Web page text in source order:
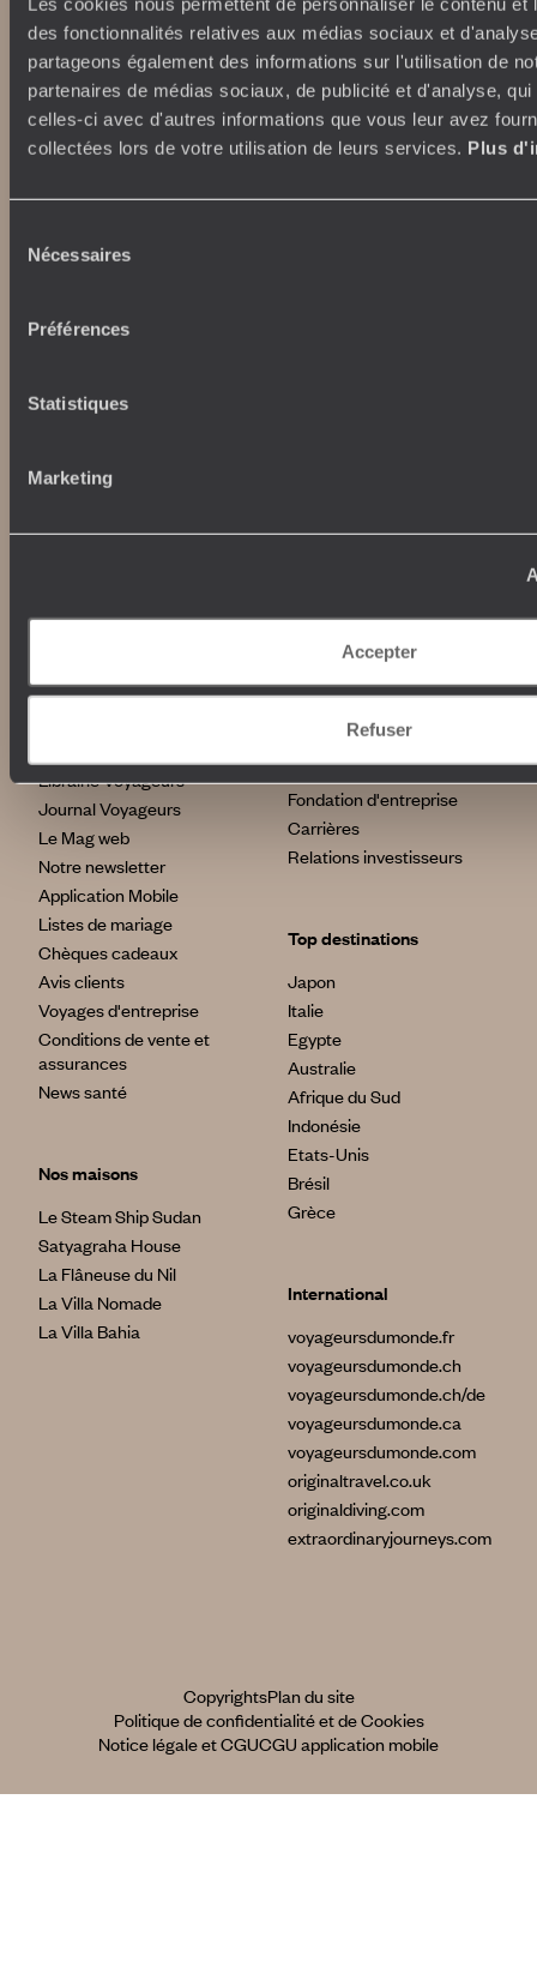
des fonctionnalités relatives aux médias sociaux et
partageons également des informations sur l'utilisation de
partenaires de médias sociaux, de publicité et d'analyse,
celles-ci avec d'autres informations que vous leur avez
collectées lors de votre utilisation de leurs services. Plus
Nécessaires
Préférences
Statistiques
Marketing
Accepter
Refuser
100% carbone absorbé
Le voyage sur mesure
Librairie Voyageurs
Journal Voyageurs
Le Mag web
Notre newsletter
Application Mobile
Listes de mariage
Chèques cadeaux
Avis clients
Voyages d'entreprise
Conditions de vente et
assurances
News santé
Nos maisons
Le Steam Ship Sudan
Satyagraha House
La Flâneuse du Nil
La Villa Nomade
La Villa Bahia
Vacances d’été
Tour du Monde
Déconnecter
Fondation d'entreprise
Carrières
Relations investisseurs
Top destinations
Japon
Italie
Egypte
Australie
Afrique du Sud
Indonésie
Etats-Unis
Brésil
Grèce
International
voyageursdumonde.fr
voyageursdumonde.ch
voyageursdumonde.ch/de
voyageursdumonde.ca
voyageursdumonde.com
originaltravel.co.uk
originaldiving.com
extraordinaryjourneys.com
CopyrightsPlan du site
Politique de confidentialité et de Cookies
Notice légale et CGUCGU application mobile